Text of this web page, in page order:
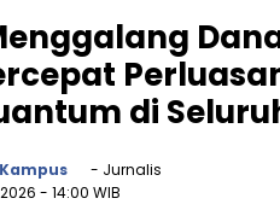
di
- Jurnalis
- 14:00 WIB